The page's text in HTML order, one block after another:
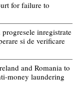
for failure to
inregistrate
si de verificare
and Romania to
money laundering